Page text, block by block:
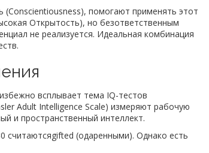
(Conscientiousness), помогают применять этот
Открытость), но безответственным
не реализуется. Идеальная комбинация
всплывает тема IQ-тестов
Adult Intelligence Scale) измеряют рабочую
и пространственный интеллект.
считаютсяgifted (одаренными). Однако есть